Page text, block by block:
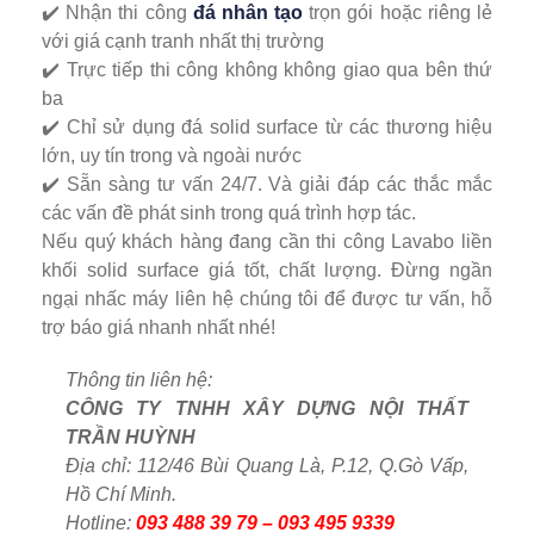
✔️ Nhận thi công đá nhân tạo trọn gói hoặc riêng lẻ
với giá cạnh tranh nhất thị trường
✔️ Trực tiếp thi công không không giao qua bên thứ
ba
✔️ Chỉ sử dụng đá solid surface từ các thương hiệu
lớn, uy tín trong và ngoài nước
✔️ Sẵn sàng tư vấn 24/7. Và giải đáp các thắc mắc
các vấn đề phát sinh trong quá trình hợp tác.
Nếu quý khách hàng đang cần thi công Lavabo liền
khối solid surface giá tốt, chất lượng. Đừng ngần
ngại nhấc máy liên hệ chúng tôi để được tư vấn, hỗ
trợ báo giá nhanh nhất nhé!
Thông tin liên hệ:
CÔNG TY TNHH XÂY DỰNG NỘI THẤT
TRẦN HUỲNH
Địa chỉ: 112/46 Bùi Quang Là, P.12, Q.Gò Vấp,
Hồ Chí Minh.
Hotline: 093 488 39 79 – 093 495 9339